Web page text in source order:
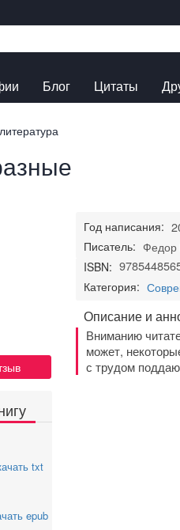
Блог Цитаты
txt
epub
Год написания:
Писатель: Федор
ISBN:
Категория:
Описание и
Вниманию
может,
с трудом